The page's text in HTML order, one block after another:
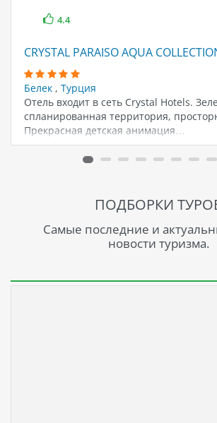
4.4
CRYSTAL PARAISO AQUA
Белек , Турция
Отель входит в сеть Crystal Hotels.
спланированная территория,
Прекрасная детская анимация…
ПОДБОРКИ
Самые последние и
новости туризма.